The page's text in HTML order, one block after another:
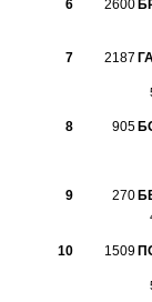
6 2600
7 2187
8 905
9 270
10 1509